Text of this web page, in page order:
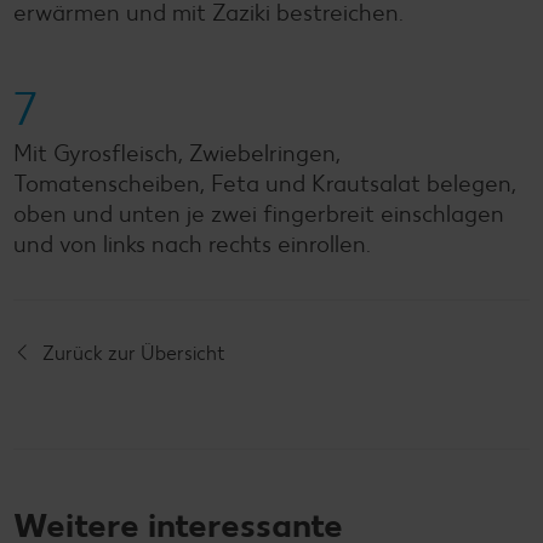
erwärmen und mit Zaziki bestreichen.
7
Mit Gyrosfleisch, Zwiebelringen,
Tomatenscheiben, Feta und Krautsalat belegen,
oben und unten je zwei fingerbreit einschlagen
und von links nach rechts einrollen.
Zurück zur Übersicht
Weitere interessante